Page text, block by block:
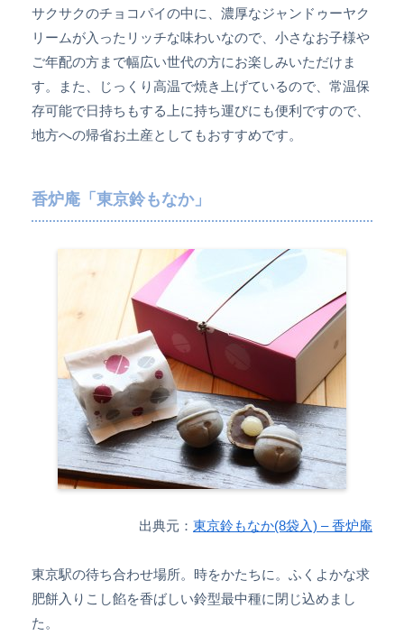
サクサクのチョコパイの中に、濃厚なジャンドゥーヤク
リームが入ったリッチな味わいなので、小さなお子様や
ご年配の方まで幅広い世代の方にお楽しみいただけま
す。また、じっくり高温で焼き上げているので、常温保
存可能で日持ちもする上に持ち運びにも便利ですので、
地方への帰省お土産としてもおすすめです。
香炉庵「東京鈴もなか」
出典元： 東京鈴もなか(8袋入) – 香炉庵
東京駅の待ち合わせ場所。時をかたちに。ふくよかな求
肥餅入りこし餡を香ばしい鈴型最中種に閉じ込めまし
た。